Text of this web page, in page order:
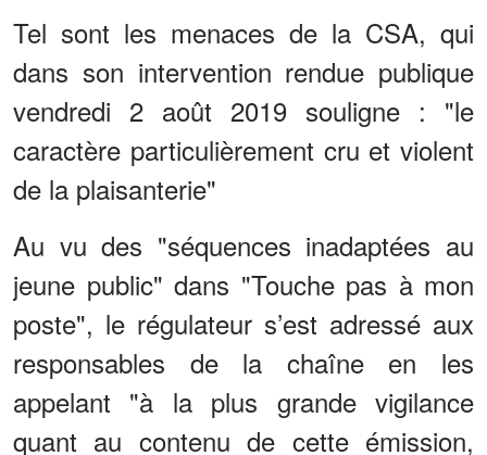
Tel sont les menaces de la CSA, qui
dans son intervention rendue publique
vendredi 2 août 2019 souligne : "le
caractère particulièrement cru et violent
de la plaisanterie"
Au vu des "séquences inadaptées au
jeune public" dans "Touche pas à mon
poste", le régulateur s’est adressé aux
responsables de la chaîne en les
appelant "à la plus grande vigilance
quant au contenu de cette émission,